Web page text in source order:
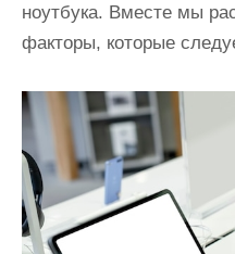
ноутбука. Вместе мы
факторы, которые